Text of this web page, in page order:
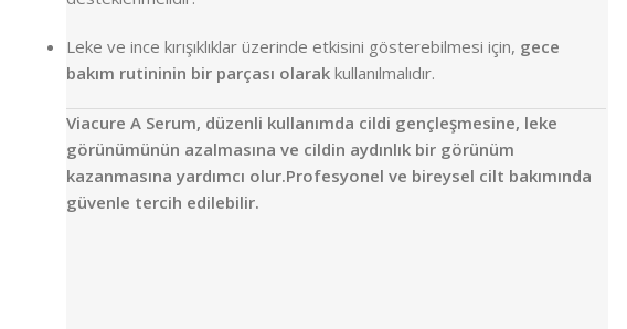
Leke ve ince kırışıklıklar üzerinde etkisini gösterebilmesi için, gece
bakım rutininin bir parçası olarak kullanılmalıdır.
Viacure A Serum, düzenli kullanımda cildi gençleşmesine, leke
görünümünün azalmasına ve cildin aydınlık bir görünüm
kazanmasına yardımcı olur.Profesyonel ve bireysel cilt bakımında
güvenle tercih edilebilir.